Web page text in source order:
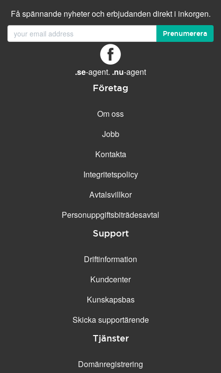
Få spännande nyheter och erbjudanden direkt i inkorgen.
Prenumerera
.se-agent. .nu-agent
Företag
Om oss
Jobb
Kontakta
Integritetspolicy
Avtalsvillkor
Personuppgifts­biträdesavtal
Support
Driftinformation
Kundcenter
Kunskapsbas
Skicka supportärende
Tjänster
Domänregistrering